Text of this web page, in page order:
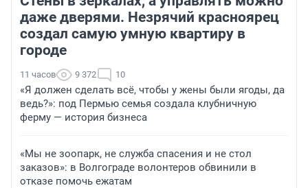
даже дверями. Незрячий красноярец
создал самую умную квартиру в
городе
11 часов 9 372 10
«Я должен сделать всё, чтобы у жены были ягоды, да
ведь?»: под Пермью семья создала клубничную
ферму — история бизнеса
«Мы не зоопарк, не служба спасения и не стол
заказов»: в Волгограде волонтеров обвинили в
отказе помочь ежатам